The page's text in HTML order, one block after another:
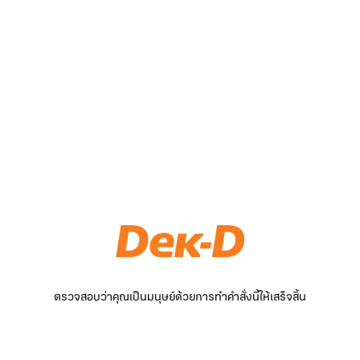
ตรวจสอบว่าคุณเป็นมนุษย์ด้วยการทำคำสั่งนี้ให้เสร็จสิ้น